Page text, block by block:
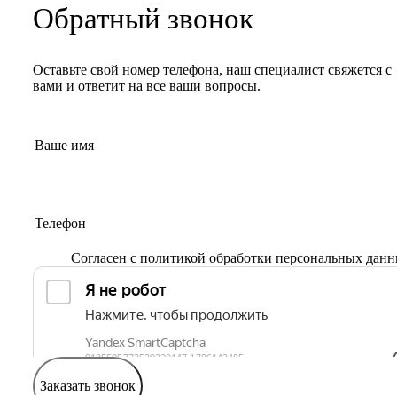
Обратный звонок
Оставьте свой номер телефона, наш специалист свяжется с
вами и ответит на все ваши вопросы.
Согласен с политикой обработки персональных
Заказать звонок